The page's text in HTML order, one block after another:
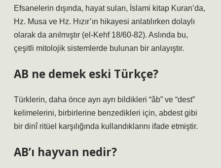
Efsanelerin dışında, hayat suları, İslami kitap Kuran’da,
Hz. Musa ve Hz. Hızır’ın hikayesi anlatılırken dolaylı
olarak da anılmıştır (el-Kehf 18/60-82). Aslında bu,
çeşitli mitolojik sistemlerde bulunan bir anlayıştır.
AB ne demek eski Türkçe?
Türklerin, daha önce ayrı ayrı bildikleri “âb” ve “dest”
kelimelerini, birbirlerine benzedikleri için, abdest gibi
bir dinî ritüel karşılığında kullandıklarını ifade etmiştir.
AB’ı hayvan nedir?